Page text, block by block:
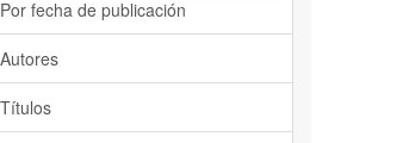
Por fecha de publicación
Autores
Títulos